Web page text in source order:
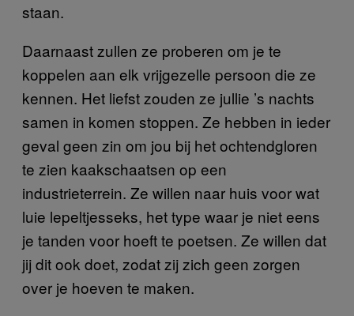
staan.
Daarnaast zullen ze proberen om je te
koppelen aan elk vrijgezelle persoon die ze
kennen. Het liefst zouden ze jullie ’s nachts
samen in komen stoppen. Ze hebben in ieder
geval geen zin om jou bij het ochtendgloren
te zien kaakschaatsen op een
industrieterrein. Ze willen naar huis voor wat
luie lepeltjesseks, het type waar je niet eens
je tanden voor hoeft te poetsen. Ze willen dat
jij dit ook doet, zodat zij zich geen zorgen
over je hoeven te maken.